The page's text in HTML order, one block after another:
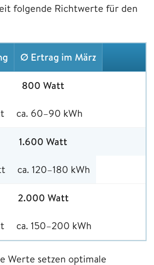
folgende Richtwerte für den
Ø Ertrag im März
800 Watt
ca. 60–90 kWh
1.600 Watt
ca. 120–180 kWh
2.000 Watt
ca. 150–200 kWh
Werte setzen optimale